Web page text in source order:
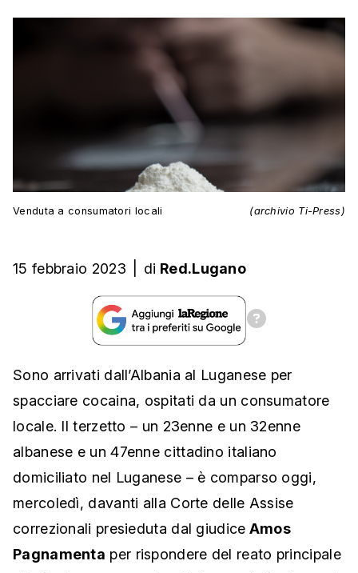
Venduta a consumatori locali (archivio Ti-Press)
15 febbraio 2023 di Red.Lugano
Sono arrivati dall’Albania al Luganese per
spacciare cocaina, ospitati da un consumatore
locale. Il terzetto – un 23enne e un 32enne
albanese e un 47enne cittadino italiano
domiciliato nel Luganese – è comparso oggi,
mercoledì, davanti alla Corte delle Assise
correzionali presieduta dal giudice Amos
Pagnamenta per rispondere del reato principale